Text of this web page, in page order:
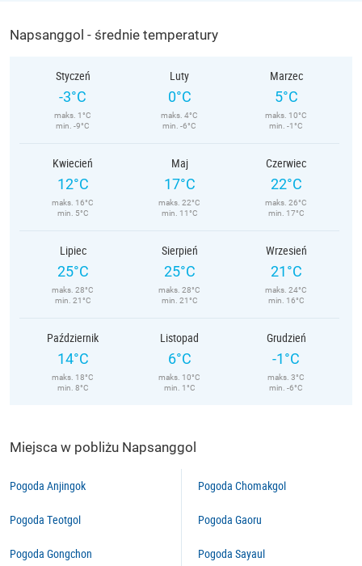
Napsanggol - średnie temperatury
Styczeń
-3°C
maks. 1°C
min. -9°C
Luty
0°C
maks. 4°C
min. -6°C
Marzec
5°C
maks. 10°C
min. -1°C
Kwiecień
12°C
maks. 16°C
min. 5°C
Maj
17°C
maks. 22°C
min. 11°C
Czerwiec
22°C
maks. 26°C
min. 17°C
Lipiec
25°C
maks. 28°C
min. 21°C
Sierpień
25°C
maks. 28°C
min. 21°C
Wrzesień
21°C
maks. 24°C
min. 16°C
Październik
14°C
maks. 18°C
min. 8°C
Listopad
6°C
maks. 10°C
min. 1°C
Grudzień
-1°C
maks. 3°C
min. -6°C
Miejsca w pobliżu Napsanggol
Pogoda Anjingok
Pogoda Teotgol
Pogoda Gongchon
Pogoda Chomakgol
Pogoda Gaoru
Pogoda Sayaul